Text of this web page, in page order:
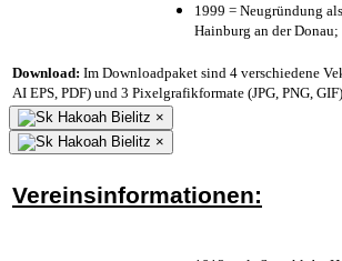
1999 = Neugründung
Hainburg an der Donau;
Download: Im Downloadpaket sind 4 verschiedene
AI EPS, PDF) und 3 Pixelgrafikformate (JPG, PNG,
×
×
Vereinsinformationen: